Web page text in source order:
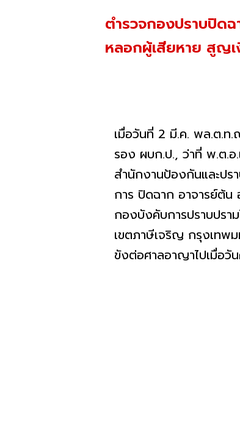
ตำรวจกองปราบปิด
หลอกผู้เสียหาย สูญ
เมื่อวันที่ 2 มี.ค. พล.ต.
รอง ผบก.ป., ว่าที่ พ.ต.
สำนักงานป้องกันและปร
การ ปิดฉาก อาจารย์ต้น
กองบังคับการปราบปรา
เขตภาษีเจริญ กรุงเทพ
ขังต่อศาลอาญาไปเมื่อวั